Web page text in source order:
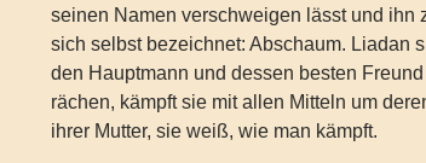
seinen Namen verschweigen lässt und ihn
sich selbst bezeichnet: Abschaum. Liadan
den Hauptmann und dessen besten
rächen, kämpft sie mit allen Mitteln um
ihrer Mutter, sie weiß, wie man kämpft.